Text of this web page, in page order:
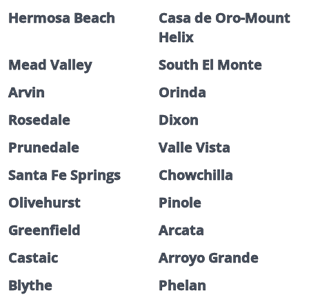
Hermosa Beach
Casa de Oro-Mount
Helix
Mead Valley
South El Monte
Arvin
Orinda
Rosedale
Dixon
Prunedale
Valle Vista
Santa Fe Springs
Chowchilla
Olivehurst
Pinole
Greenfield
Arcata
Castaic
Arroyo Grande
Blythe
Phelan